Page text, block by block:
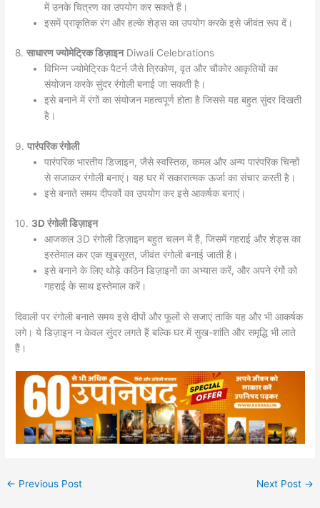
में उनके चित्रण का उपयोग कर सकते हैं।
इसमें प्राकृतिक रंग और हल्के शेड्स का उपयोग करके इसे जीवंत रूप दें।
8.साधारण ज्योमेट्रिक डिज़ाइनDiwali Celebrations
विभिन्न ज्योमेट्रिक पैटर्न जैसे त्रिकोण, वृत और चौकोर आकृतियों का
संयोजन करके सुंदर रंगोली बनाई जा सकती है।
इसे बनाने में रंगों का संयोजन महत्वपूर्ण होता है जिससे यह बहुत सुंदर दिखती
है।
9.पारंपरिक रंगोली
पारंपरिक भारतीय डिजाइन, जैसे स्वस्तिक, कमल और अन्य पारंपरिक चिन्हों
से सजाकर रंगोली बनाएं। यह घर में सकारात्मक ऊर्जा का संचार करती है।
इसे बनाते समय दीपकों का उपयोग कर इसे आकर्षक बनाएं।
10. 3D रंगोली डिज़ाइन
आजकल 3D रंगोली डिज़ाइन बहुत चलन में हैं, जिसमें गहराई और शेड्स का
इस्तेमाल कर एक खूबसूरत, जीवंत रंगोली बनाई जाती है।
इसे बनाने के लिए थोड़े कठिन डिज़ाइनों का अभ्यास करें, और अपने रंगों को
गहराई के साथ इस्तेमाल करें।
दिवाली पर रंगोली बनाते समय इसे दीपों और फूलों से सजाएं ताकि यह और भी आकर्षक
लगे। ये डिज़ाइन न केवल सुंदर लगते हैं बल्कि घर में सुख-शांति और समृद्धि भी लाते
हैं।
← Previous Post Next Post →